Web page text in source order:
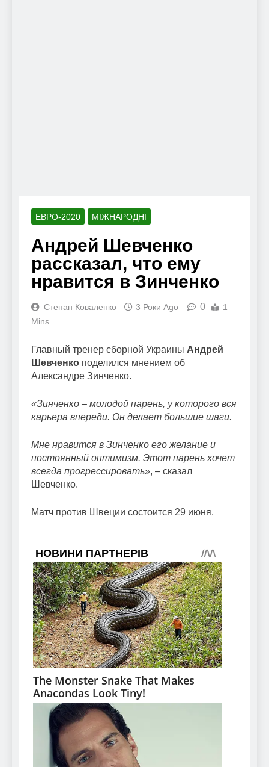
ЕВРО-2020 МІЖНАРОДНІ
Андрей Шевченко
рассказал, что ему
нравится в Зинченко
Степан Коваленко 3 Роки Ago 0
1
Mins
Главный тренер сборной Украины Андрей
Шевченко поделился мнением об
Александре Зинченко.
«Зинченко – молодой парень, у которого вся
карьера впереди. Он делает большие шаги.
Мне нравится в Зинченко его желание и
постоянный оптимизм. Этот парень хочет
всегда прогрессировать», – сказал
Шевченко.
Матч против Швеции состоится 29 июня.